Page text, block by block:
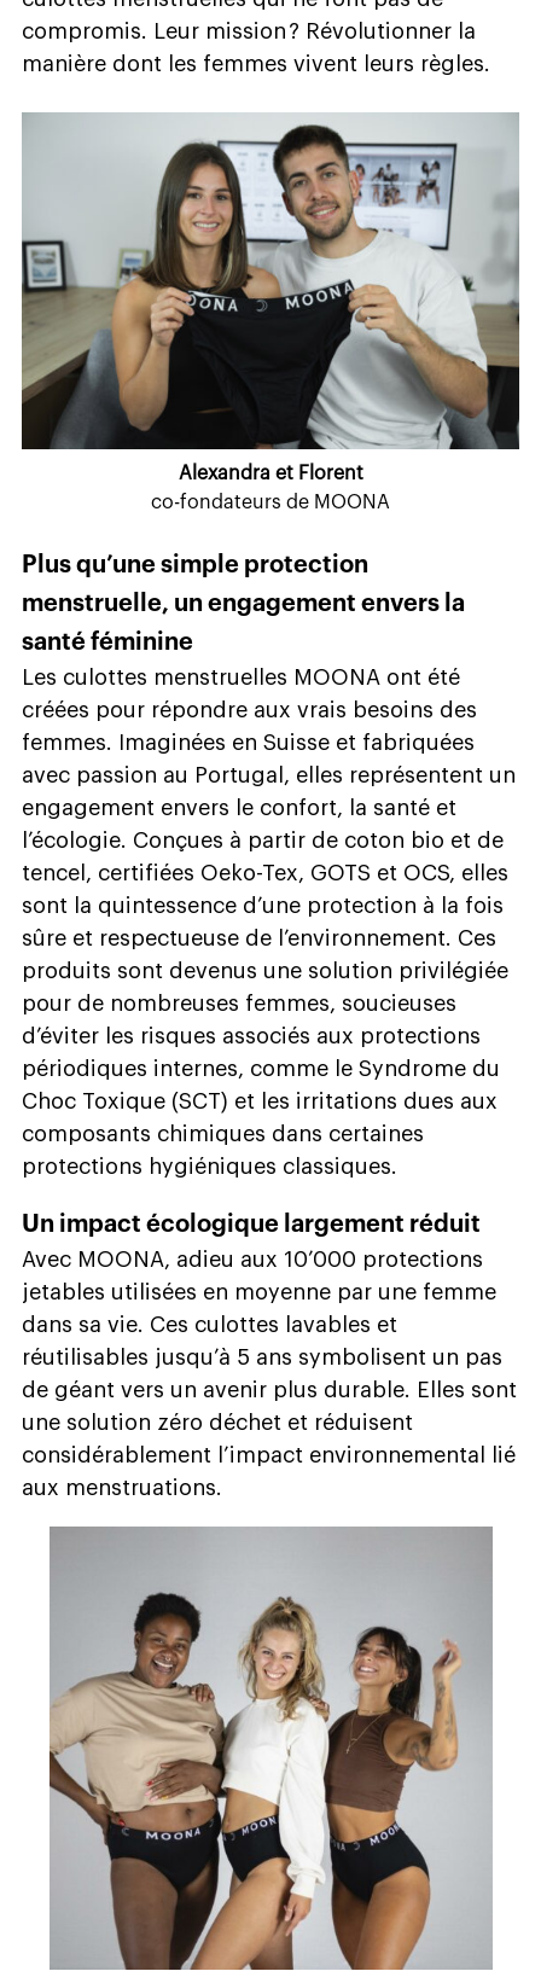
compromis. Leur mission ? Révolutionner la
manière dont les femmes vivent leurs règles.
Alexandra et Florent
co-fondateurs de MOONA
Plus qu’une simple protection
menstruelle, un engagement envers la
santé féminine
Les culottes menstruelles MOONA ont été
créées pour répondre aux vrais besoins des
femmes. Imaginées en Suisse et fabriquées
avec passion au Portugal, elles représentent un
engagement envers le confort, la santé et
l’écologie. Conçues à partir de coton bio et de
tencel, certifiées Oeko-Tex, GOTS et OCS, elles
sont la quintessence d’une protection à la fois
sûre et respectueuse de l’environnement. Ces
produits sont devenus une solution privilégiée
pour de nombreuses femmes, soucieuses
d’éviter les risques associés aux protections
périodiques internes, comme le Syndrome du
Choc Toxique (SCT) et les irritations dues aux
composants chimiques dans certaines
protections hygiéniques classiques.
Un impact écologique largement réduit
Avec MOONA, adieu aux 10’000 protections
jetables utilisées en moyenne par une femme
dans sa vie. Ces culottes lavables et
réutilisables jusqu’à 5 ans symbolisent un pas
de géant vers un avenir plus durable. Elles sont
une solution zéro déchet et réduisent
considérablement l’impact environnemental lié
aux menstruations.